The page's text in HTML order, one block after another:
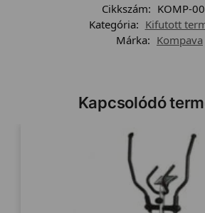
Cikkszám: KOMP-
Kategória: Kifutott
Márka: Kompava
Kapcsolódó